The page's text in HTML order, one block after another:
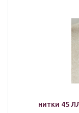
нитки 45